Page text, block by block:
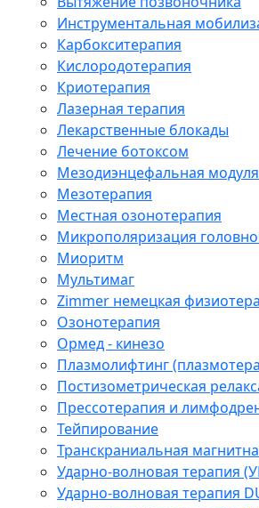
Инструментальная
Карбокситерапия
Кислородотерапия
Криотерапия
Лазерная терапия
Лекарственные блокады
Лечение ботоксом
Мезодиэнцефальная
Мезотерапия
Местная озонотерапия
Микрополяризация
Миоритм
Мультимаг
Zimmer немецкая
Озонотерапия
Ормед - кинезо
Плазмолифтинг
Постизометрическая
Прессотерапия и
Тейпирование
Транскраниальная
Ударно-волновая терапия
Ударно-волновая терапия